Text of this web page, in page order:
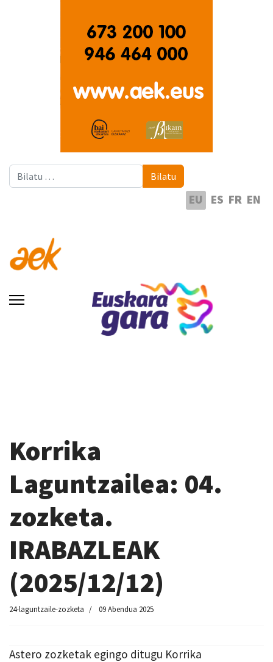
Bilatu Bilatu
EU ES FR EN
Korrika
Laguntzailea: 04.
zozketa.
IRABAZLEAK
(2025/12/12)
24-laguntzaile-zozketa 09 Abendua 2025
Astero zozketak egingo ditugu Korrika